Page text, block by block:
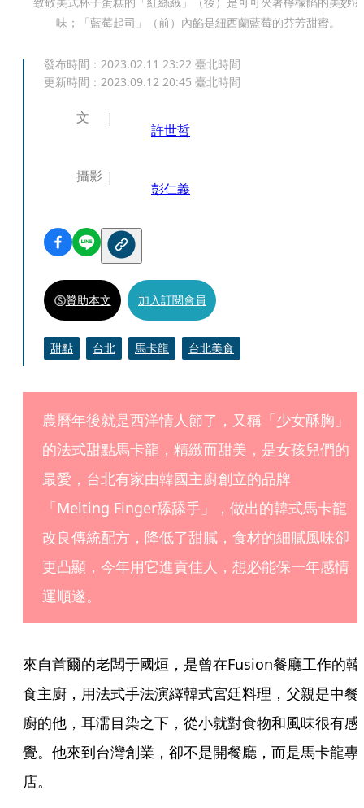
味；「藍莓起司」（前）內餡是紐西蘭藍莓的芬芳甜蜜。
發布時間： 2023.02.11 23:22 臺北時間
更新時間： 2023.09.12 20:45 臺北時間
文
許世哲
攝影
彭仁義
贊助本文 加入訂閱會員
甜點 台北 馬卡龍 台北美食
農曆年後就是西洋情人節了，又稱「少女酥胸」
的法式甜點馬卡龍，精緻而甜美，是女孩兒們的
最愛，台北有家由韓國主廚創立的品牌
「Melting Finger舔舔手」，做出的韓式馬卡龍
改良傳統配方，降低了甜膩，食材的細膩風味卻
更凸顯，今年用它進貢佳人，想必能保一年感情
運順遂。
來自首爾的老闆于國烜，是曾在Fusion餐廳工作的韓
食主廚，用法式手法演繹韓式宮廷料理，父親是中餐
廚的他，耳濡目染之下，從小就對食物和風味很有感
覺。他來到台灣創業，卻不是開餐廳，而是馬卡龍專
店。